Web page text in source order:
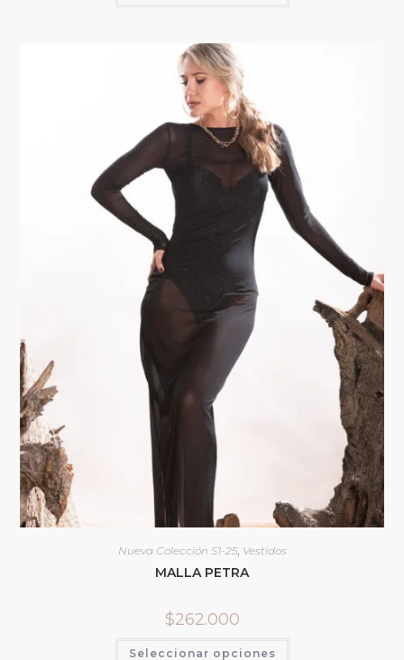
Nueva Colección S1-25, Vestidos
MALLA PETRA
$262.000
Seleccionar opciones